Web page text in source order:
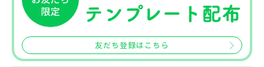
友だち登録はこちら